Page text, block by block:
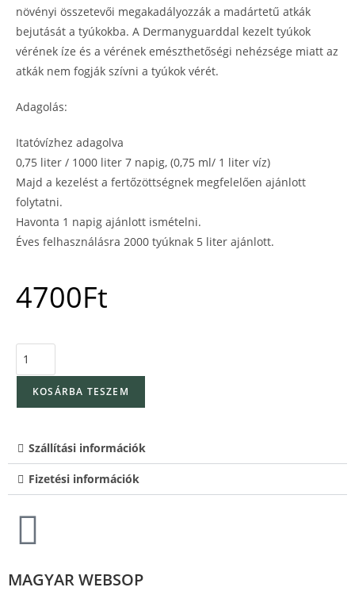
növényi összetevői megakadályozzák a madártetű atkák
bejutását a tyúkokba. A Dermanyguarddal kezelt tyúkok
vérének íze és a vérének emészthetőségi nehézsége miatt az
atkák nem fogják szívni a tyúkok vérét.
Adagolás:
Itatóvízhez adagolva
0,75 liter / 1000 liter 7 napig, (0,75 ml/ 1 liter víz)
Majd a kezelést a fertőzöttségnek megfelelően ajánlott
folytatni.
Havonta 1 napig ajánlott ismételni.
Éves felhasználásra 2000 tyúknak 5 liter ajánlott.
4700Ft
KOSÁRBA TESZEM
Szállítási információk
Fizetési információk
MAGYAR WEBSOP